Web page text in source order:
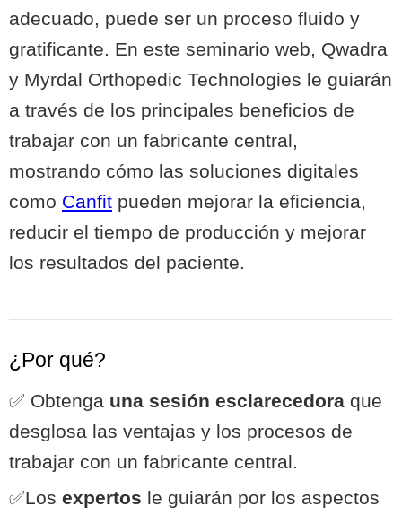
adecuado, puede ser un proceso fluido y
gratificante. En este seminario web, Qwadra
y Myrdal Orthopedic Technologies le guiarán
a través de los principales beneficios de
trabajar con un fabricante central,
mostrando cómo las soluciones digitales
como Canfit pueden mejorar la eficiencia,
reducir el tiempo de producción y mejorar
los resultados del paciente.
¿Por qué?
✅ Obtenga una sesión esclarecedora que
desglosa las ventajas y los procesos de
trabajar con un fabricante central.
✅Los expertos le guiarán por los aspectos